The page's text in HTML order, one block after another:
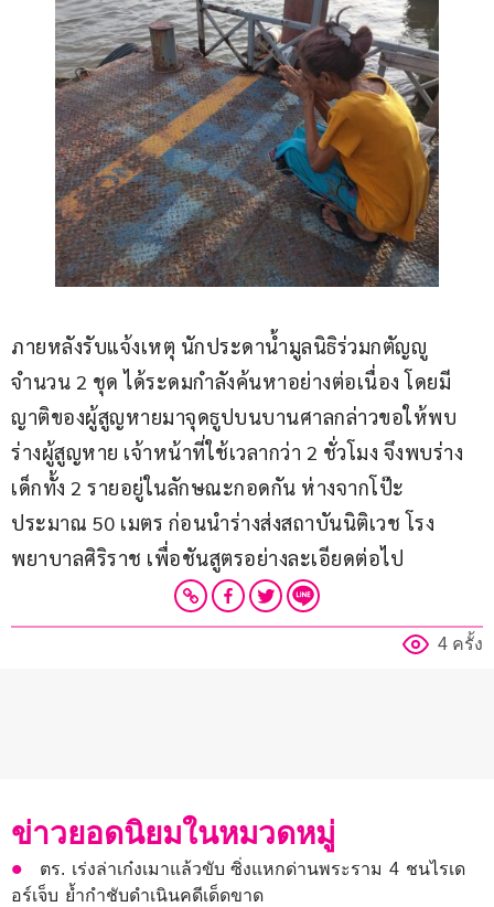
ภายหลังรับแจ้งเหตุ นักประดาน้ำมูลนิธิร่วมกตัญญู
จำนวน 2 ชุด ได้ระดมกำลังค้นหาอย่างต่อเนื่อง โดยมี
ญาติของผู้สูญหายมาจุดธูปบนบานศาลกล่าวขอให้พบ
ร่างผู้สูญหาย เจ้าหน้าที่ใช้เวลากว่า 2 ชั่วโมง จึงพบร่าง
เด็กทั้ง 2 รายอยู่ในลักษณะกอดกัน ห่างจากโป๊ะ
ประมาณ 50 เมตร ก่อนนำร่างส่งสถาบันนิติเวช โรง
พยาบาลศิริราช เพื่อชันสูตรอย่างละเอียดต่อไป
4 ครั้ง
ข่าวยอดนิยมในหมวดหมู่
ตร. เร่งล่าเก๋งเมาแล้วขับ ซิ่งแหกด่านพระราม 4 ชนไรเด
อร์เจ็บ ย้ำกำชับดำเนินคดีเด็ดขาด